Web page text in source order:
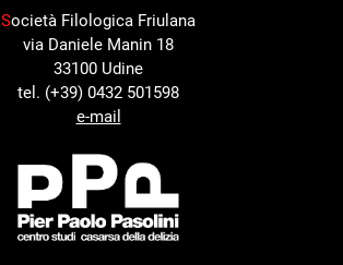
Società Filologica Friulana
via Daniele Manin 18
33100 Udine
tel. (+39) 0432 501598
e-mail